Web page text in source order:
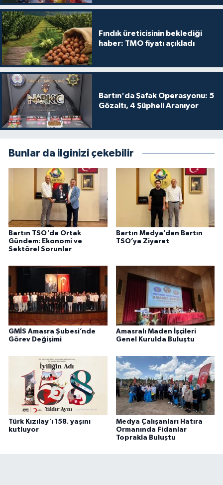
Fındık üreticisinin beklediği
haber: TMO fiyatı açıkladı
Bartın'da Şafak Operasyonu: 5
Gözaltı, 4 Şüpheli Aranıyor
Bunlar da ilginizi çekebilir
Bartın TSO'da Ortak
Gündem: Ekonomi ve
Sektörel Sorunlar
Bartın Medya’dan Bartın
TSO’ya Ziyaret
GMİS Amasra Şubesi’nde
Görev Değişimi
Amasralı Maden İşçileri
Genel Kurulda Buluştu
Türk Kızılay'ı 158. yaşını
kutluyor
Medya Çalışanları Hatıra
Ormanında Fidanlar
Toprakla Buluştu